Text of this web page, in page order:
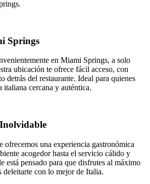
Springs
en Miami Springs, a solo
ubicación te ofrece fácil acceso, con
detrás del restaurante. Ideal para quienes
italiana cercana y auténtica.
ofrecemos una experiencia gastronómica
acogedor hasta el servicio cálido y
está pensado para que disfrutes al máximo
deleitarte con lo mejor de Italia.